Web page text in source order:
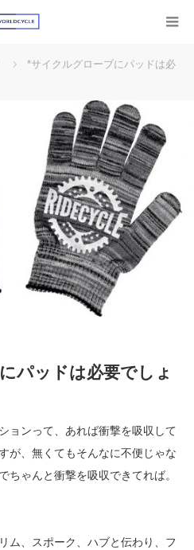
*サイクルグローブにパッドは必
パッドは必要でしょ
ョンって、あれば衝撃を吸収して
が、無くてもそんなに不便じゃな
ちゃんと衝撃を吸収できてれば。
ム、スポーク、ハブと伝わり、フ